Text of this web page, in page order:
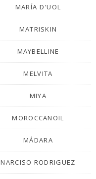
MARÍA D'UOL
MATRISKIN
MAYBELLINE
MELVITA
MIYA
MOROCCANOIL
MÁDARA
NARCISO RODRIGUEZ